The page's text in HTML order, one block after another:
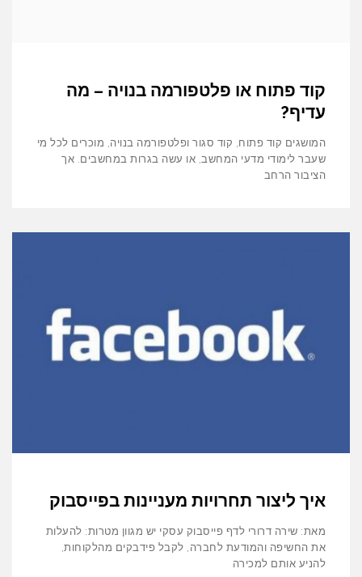
קוד פתוח או פלטפורמה בנויה – מה
עדיף?
המושגים קוד פתוח, קוד סגור ופלטפורמה בנויה, מוכרים לכל מי
שעבר לימודי מדעי המחשב, או עשה בגרות במחשבים. אך
הציבור הרחב
איך ליצור תחרויות מעניינות בפייסבוק
מאת: שירה דרורי לדף פייסבוק עסקי יש מגוון מטרות: להעלות
את החשיפה והמודעת לחברה, לקבל פידבקים מהלקוחות,
להניע אותם למכירה